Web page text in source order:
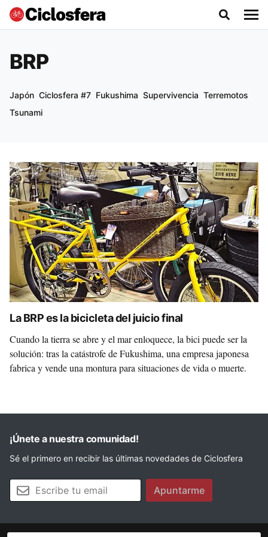
BRP
Japón Ciclosfera #7 Fukushima Supervivencia Terremotos
Tsunami
La BRP es la bicicleta del juicio final
Cuando la tierra se abre y el mar enloquece, la bici puede ser la
solución: tras la catástrofe de Fukushima, una empresa japonesa
fabrica y vende una montura para situaciones de vida o muerte.
¡Únete a nuestra comunidad!
Sé el primero en recibir las últimas novedades de Ciclosfera
Tu email Apuntarme